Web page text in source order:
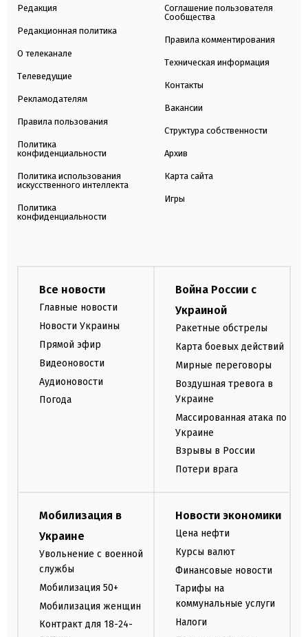
Редакция
Редакционная политика
О телеканале
Телеведущие
Рекламодателям
Правила пользования
Политика
конфиденциальности
Политика использования
искусственного интеллекта
Политика
конфиденциальности
Соглашение пользователя
Сообщества
Правила комментирования
Техническая информация
Контакты
Вакансии
Структура собственности
Архив
Карта сайта
Игры
Все новости
Главные новости
Новости Украины
Прямой эфир
Видеоновости
Аудионовости
Погода
Война России с
Украиной
Ракетные обстрелы
Карта боевых действий
Мирные переговоры
Воздушная тревога в
Украине
Массированная атака по
Украине
Взрывы в России
Потери врага
Мобилизация в
Украине
Увольнение с военной
службы
Мобилизация 50+
Мобилизация женщин
Контракт для 18-24-
Новости экономики
Цена нефти
Курсы валют
Финансовые новости
Тарифы на
коммунальные услуги
Налоги